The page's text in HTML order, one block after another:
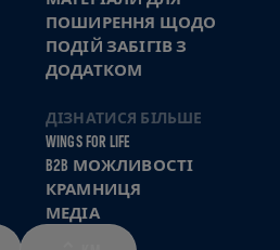
ПОШИРЕННЯ ЩОДО
ПОДІЙ ЗАБІГІВ З
ДОДАТКОМ
ДІЗНАТИСЯ БІЛЬШЕ
WINGS FOR LIFE
B2B МОЖЛИВОСТІ
КРАМНИЦЯ
МЕДІА